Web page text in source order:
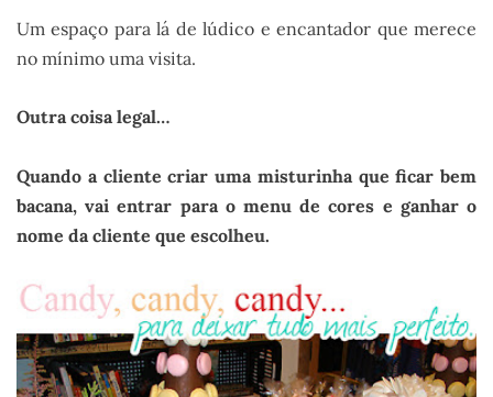
Um espaço para lá de lúdico e encantador que merece
no mínimo uma visita.
Outra coisa legal…
Quando a cliente criar uma misturinha que ficar bem
bacana, vai entrar para o menu de cores e ganhar o
nome da cliente que escolheu.